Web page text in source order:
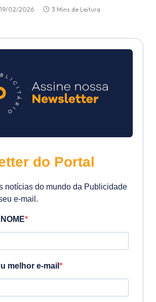
19/02/2026 3 Mins de Leitura
do Portal
notícias do mundo da Publicidade
e-mail.
melhor e-mail